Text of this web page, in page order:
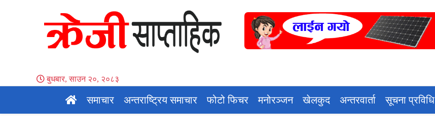
बुधबार, साउन २०, २०८३
समाचार अन्तराष्ट्रिय समाचार फोटो फिचर मनोरञ्जन खेलकुद अन्तरवार्ता सूचना प्रविधि